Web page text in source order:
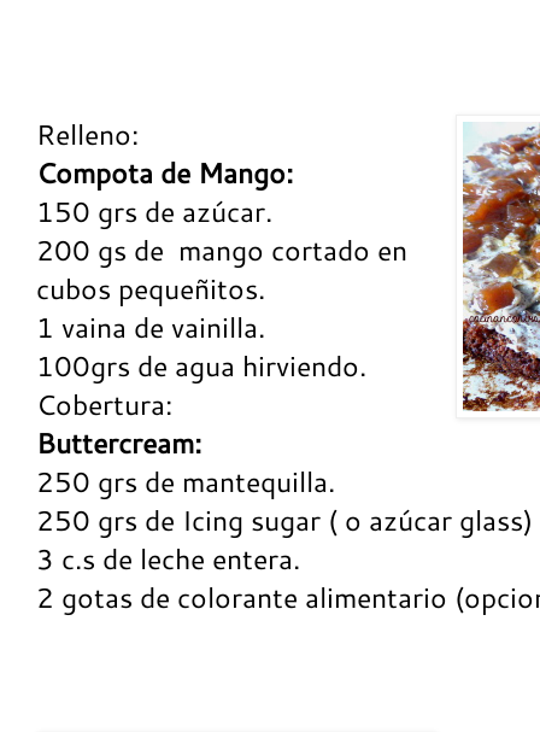
Relleno:
Compota de Mango:
150 grs de azúcar.
200 gs de mango cortado en
cubos pequeñitos.
1 vaina de vainilla.
100grs de agua hirviendo.
Cobertura:
Buttercream:
250 grs de mantequilla.
250 grs de Icing sugar ( o azúcar glass)
3 c.s de leche entera.
2 gotas de colorante alimentario